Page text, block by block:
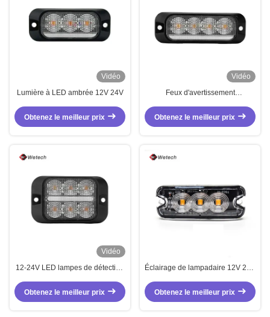
Vidéo
Lumière à LED ambrée 12V 24V
Obtenez le meilleur prix
Vidéo
Feux d'avertissement
12V - 24V IP67, signaux
Obtenez le meilleur prix
Vidéo
12-24V LED lampes de détection
camions chariots élévateurs à
Obtenez le meilleur prix
Éclairage de lampadaire 12V 24V
lampadaire pour camions R10
Obtenez le meilleur prix